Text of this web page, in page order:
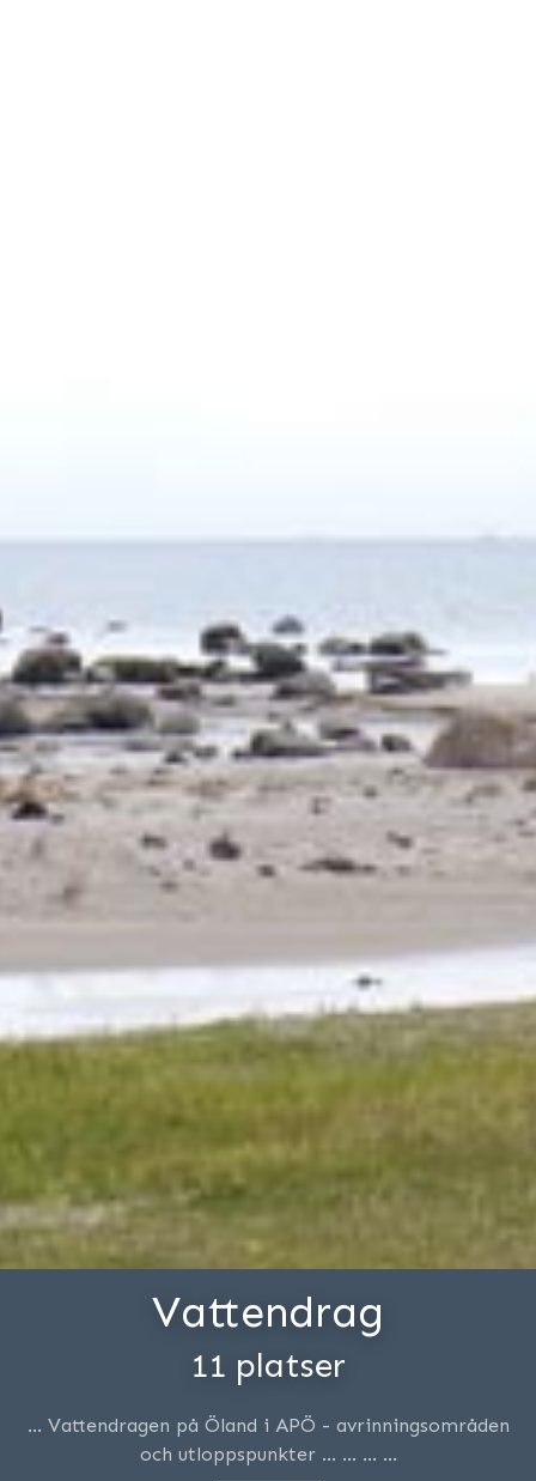
Vattendrag
11 platser
… Vattendragen på Öland i APÖ - avrinningsområden
och utloppspunkter … … … …